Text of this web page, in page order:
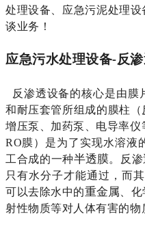
处理设备、应急污泥处理
谈业务！
应急污水处理设备-反
反渗透设备的核心是由膜
和耐压套管所组成的膜柱（
增压泵、加药泵、电导率仪
RO膜）是为了实现水溶液
工合成的一种半透膜。反
只有水分子才能通过，而
可以去除水中的重金属 、
射性物质等对人体有害的物